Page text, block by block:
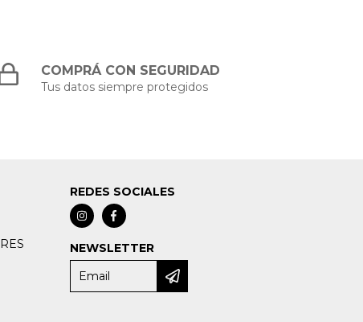
COMPRÁ CON SEGURIDAD
Tus datos siempre protegidos
REDES SOCIALES
NEWSLETTER